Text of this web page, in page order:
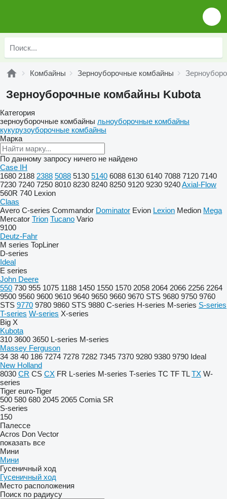
Комбайны Зерноуборочные комбайны
Зерноуборочные комбайны Kubota
Категория
зерноуборочные комбайны льноуборочные комбайны
кукурузоуборочные комбайны
Марка
По данному запросу ничего не найдено
Case IH
1680 2188 2388 5088 5130 5140 6088 6130 6140 7088 7120 7140
7230 7240 7250 8010 8230 8240 8250 9120 9230 9240Axial-Flow
560R 740 Lexion
Claas
Avero C-series Commandor Dominator Evion Lexion Medion Mega
Mercator Trion Tucano Vario
9100
Deutz-Fahr
M series TopLiner
D-series
Ideal
E series
John Deere
550 730 955 1075 1188 1450 1550 1570 2058 2064 2066 2256 2264
9500 9560 9600 9610 9640 9650 9660 9670 STS 9680 9750 9760
STS 9770 9780 9860 STS 9880 C-series H-series M-series S-series
T-series W-series X-series
Big X
Kubota
310 3600 3650 L-series M-series
Massey Ferguson
34 38 40 186 7274 7278 7282 7345 7370 9280 9380 9790 Ideal
New Holland
8030 CR CS CX FR L-series M-series T-series TC TF TL TX W-
series
Tiger euro-Tiger
500 580 680 2045 2065 Comia SR
S-series
150
Палессе
Acros Don Vector
показать все
Мини
Мини
Гусеничный ход
Гусеничный ход
Место расположения
Поиск по радиусу